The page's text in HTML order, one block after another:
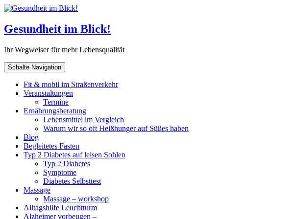
Gesundheit im Blick!
Ihr Wegweiser für mehr Lebensqualität
Schalte Navigation
Fit & mobil im Straßenverkehr
Veranstaltungen
Termine
Ernährungsberatung
Lebensmittel im Vergleich
Warum wir so oft Heißhunger auf Süßes haben
Blog
Begleitetes Fasten
Typ 2 Diabetes auf leisen Sohlen
Typ 2 Diabetes
Symptome
Diabetes Selbsttest
Massage
Massage – workshop
Alltagshilfe Leuchtturm
Alzheimer vorbeugen –